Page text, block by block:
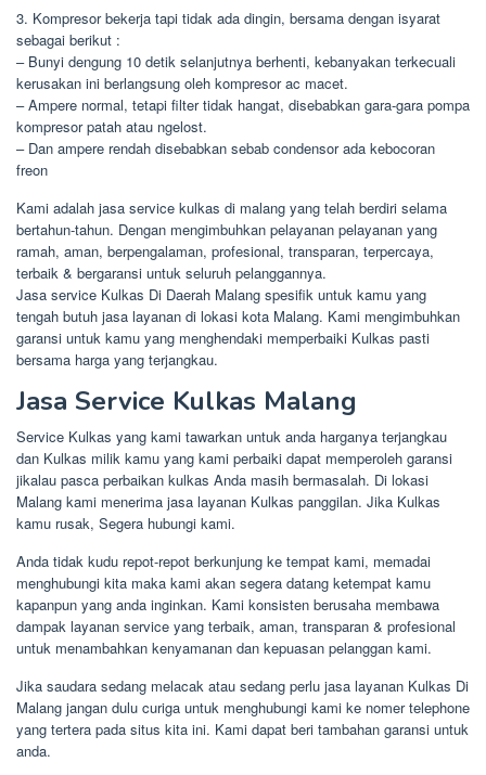
3. Kompresor bekerja tapi tidak ada dingin, bersama dengan isyarat
sebagai berikut :
– Bunyi dengung 10 detik selanjutnya berhenti, kebanyakan terkecuali
kerusakan ini berlangsung oleh kompresor ac macet.
– Ampere normal, tetapi filter tidak hangat, disebabkan gara-gara pompa
kompresor patah atau ngelost.
– Dan ampere rendah disebabkan sebab condensor ada kebocoran
freon
Kami adalah jasa service kulkas di malang yang telah berdiri selama
bertahun-tahun. Dengan mengimbuhkan pelayanan pelayanan yang
ramah, aman, berpengalaman, profesional, transparan, terpercaya,
terbaik & bergaransi untuk seluruh pelanggannya.
Jasa service Kulkas Di Daerah Malang spesifik untuk kamu yang
tengah butuh jasa layanan di lokasi kota Malang. Kami mengimbuhkan
garansi untuk kamu yang menghendaki memperbaiki Kulkas pasti
bersama harga yang terjangkau.
Jasa Service Kulkas Malang
Service Kulkas yang kami tawarkan untuk anda harganya terjangkau
dan Kulkas milik kamu yang kami perbaiki dapat memperoleh garansi
jikalau pasca perbaikan kulkas Anda masih bermasalah. Di lokasi
Malang kami menerima jasa layanan Kulkas panggilan. Jika Kulkas
kamu rusak, Segera hubungi kami.
Anda tidak kudu repot-repot berkunjung ke tempat kami, memadai
menghubungi kita maka kami akan segera datang ketempat kamu
kapanpun yang anda inginkan. Kami konsisten berusaha membawa
dampak layanan service yang terbaik, aman, transparan & profesional
untuk menambahkan kenyamanan dan kepuasan pelanggan kami.
Jika saudara sedang melacak atau sedang perlu jasa layanan Kulkas Di
Malang jangan dulu curiga untuk menghubungi kami ke nomer telephone
yang tertera pada situs kita ini. Kami dapat beri tambahan garansi untuk
anda.